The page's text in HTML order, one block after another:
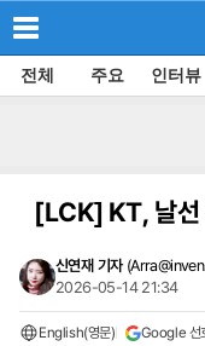
전체 주요 인터뷰
[LCK]KT, 날선
신연재 기자 (
2026-05-14 21:34
English(영문) Google 선